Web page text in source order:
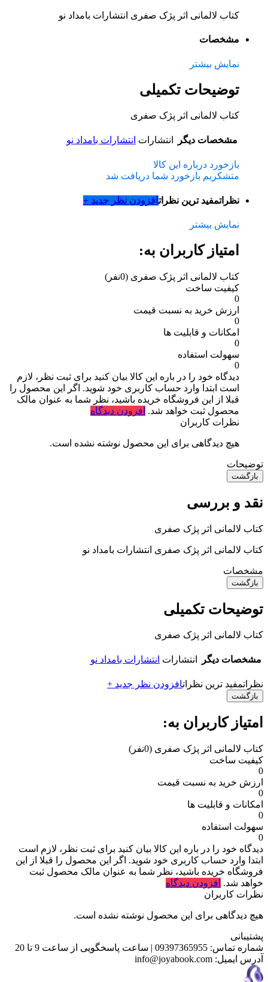
کتاب لالمانی اثر پژک صفری انتشارات بامداد نو
مشخصات
نمایش بیشتر
توضیحات تکمیلی
کتاب لالمانی اثر پژک صفری
مشخصات دیگر انتشارات انتشارات بامداد نو
بازخورد درباره این کالا
متشکریم بازخورد شما دریافت شد
نظراتمفید ترین نظراتافزودن نظر جدید +
نمایش بیشتر
امتیاز کاربران به:
کتاب لالمانی اثر پژک صفری (0نفر)
کیفیت ساخت
0
ارزش خرید به نسبت قیمت
0
امکانات و قابلیت ها
0
سهولت استفاده
0
دیدگاه خود را در باره این کالا بیان کنید برای ثبت نظر، لازم
است ابتدا وارد حساب کاربری خود شوید. اگر این محصول را
قبلا از این فروشگاه خریده باشید، نظر شما به عنوان مالک
محصول ثبت خواهد شد. افزودن دیدگاه
نظرات کاربران
هیچ دیدگاهی برای این محصول نوشته نشده است.
توضیحات
بازگشت
نقد و بررسی
کتاب لالمانی اثر پژک صفری
کتاب لالمانی اثر پژک صفری انتشارات بامداد نو
مشخصات
بازگشت
توضیحات تکمیلی
کتاب لالمانی اثر پژک صفری
مشخصات دیگر انتشارات انتشارات بامداد نو
نظراتمفید ترین نظراتافزودن نظر جدید +
بازگشت
امتیاز کاربران به:
کتاب لالمانی اثر پژک صفری (0نفر)
کیفیت ساخت
0
ارزش خرید به نسبت قیمت
0
امکانات و قابلیت ها
0
سهولت استفاده
0
دیدگاه خود را در باره این کالا بیان کنید برای ثبت نظر، لازم است
ابتدا وارد حساب کاربری خود شوید. اگر این محصول را قبلا از این
فروشگاه خریده باشید، نظر شما به عنوان مالک محصول ثبت
خواهد شد. افزودن دیدگاه
نظرات کاربران
هیچ دیدگاهی برای این محصول نوشته نشده است.
پشتیبانی
شماره تماس: 09397365955
| ساعت پاسخگویی از ساعت 9 تا 20
آدرس ایمیل: info@joyabook.com